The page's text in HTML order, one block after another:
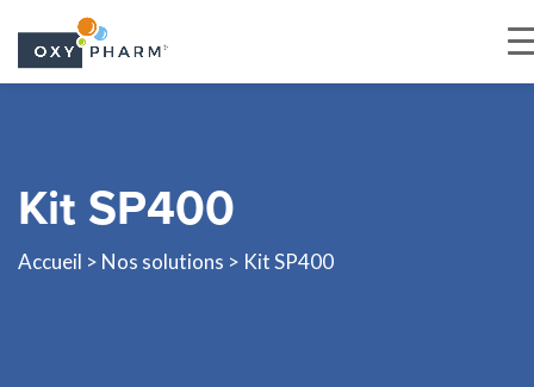
content
Kit SP400
Accueil > Nos solutions > Kit SP400